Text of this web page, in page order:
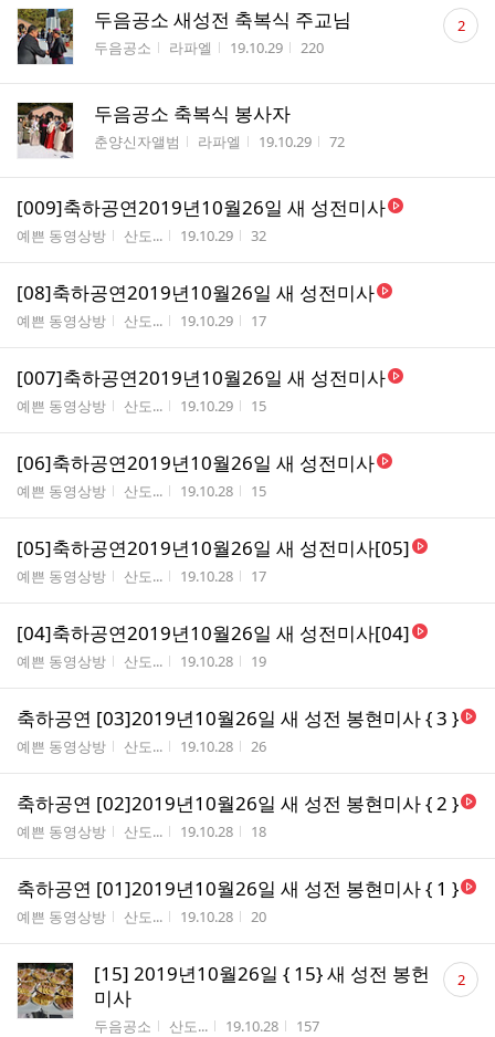
두음공소 새성전 축복식 주교님
게시판명
두음공소 작성자
라파엘 작성시간
19.10.29 조회수
220
댓
글 2
두음공소 축복식 봉사자
게시판명
춘양신자앨범 작성자
라파엘 작성시간
19.10.29 조회수
72
[009]축하공연2019년10월26일 새 성전미사
게시판명
예쁜 동영상방 작성자
산도... 작성시간
19.10.29 조회수
32
[08]축하공연2019년10월26일 새 성전미사
게시판명
예쁜 동영상방 작성자
산도... 작성시간
19.10.29 조회수
17
[007]축하공연2019년10월26일 새 성전미사
게시판명
예쁜 동영상방 작성자
산도... 작성시간
19.10.29 조회수
15
[06]축하공연2019년10월26일 새 성전미사
게시판명
예쁜 동영상방 작성자
산도... 작성시간
19.10.28 조회수
15
[05]축하공연2019년10월26일 새 성전미사[05]
게시판명
예쁜 동영상방 작성자
산도... 작성시간
19.10.28 조회수
17
[04]축하공연2019년10월26일 새 성전미사[04]
게시판명
예쁜 동영상방 작성자
산도... 작성시간
19.10.28 조회수
19
축하공연 [03]2019년10월26일 새 성전 봉현미사 { 3 }
게시판명
예쁜 동영상방 작성자
산도... 작성시간
19.10.28 조회수
26
축하공연 [02]2019년10월26일 새 성전 봉현미사 { 2 }
게시판명
예쁜 동영상방 작성자
산도... 작성시간
19.10.28 조회수
18
축하공연 [01]2019년10월26일 새 성전 봉현미사 { 1 }
게시판명
예쁜 동영상방 작성자
산도... 작성시간
19.10.28 조회수
20
[15] 2019년10월26일 { 15} 새 성전 봉헌
미사
게시판명
두음공소 작성자
산도... 작성시간
19.10.28 조회수
157
댓
글 2